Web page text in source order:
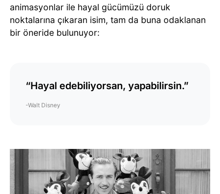
animasyonlar ile hayal gücümüzü doruk
noktalarına çıkaran isim, tam da buna odaklanan
bir öneride bulunuyor:
“Hayal edebiliyorsan, yapabilirsin.”
-Walt Disney